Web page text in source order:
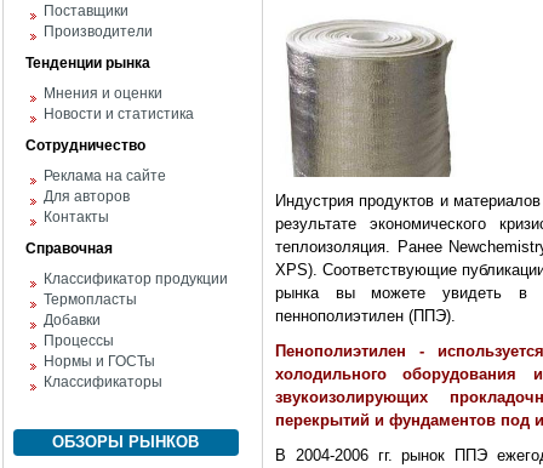
Поставщики
Производители
Тенденции рынка
Мнения и оценки
Новости и статистика
Сотрудничество
Реклама на сайте
Для авторов
Контакты
Справочная
Классификатор продукции
Термопласты
Добавки
Процессы
Нормы и ГОСТы
Классификаторы
ОБЗОРЫ РЫНКОВ
Индустрия продуктов и
результате экономического
теплоизоляция. Ранее
XPS). Соответствующие
рынка вы можете увидеть в
пеннополиэтилен (ППЭ).
Пенополиэтилен -
холодильного
звукоизолирующих
перекрытий и фундаментов под
В 2004-2006 гг. рынок ППЭ